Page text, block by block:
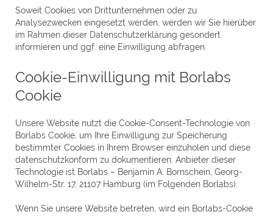
Soweit Cookies von Drittunternehmen oder zu
Analysezwecken eingesetzt werden, werden wir Sie hierüber
im Rahmen dieser Datenschutzerklärung gesondert
informieren und ggf. eine Einwilligung abfragen.
Cookie-Einwilligung mit Borlabs
Cookie
Unsere Website nutzt die Cookie-Consent-Technologie von
Borlabs Cookie, um Ihre Einwilligung zur Speicherung
bestimmter Cookies in Ihrem Browser einzuholen und diese
datenschutzkonform zu dokumentieren. Anbieter dieser
Technologie ist Borlabs – Benjamin A. Bornschein, Georg-
Wilhelm-Str. 17, 21107 Hamburg (im Folgenden Borlabs).
Wenn Sie unsere Website betreten, wird ein Borlabs-Cookie